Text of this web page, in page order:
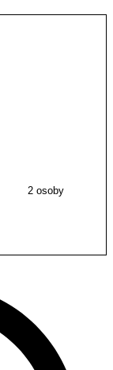
2 osoby